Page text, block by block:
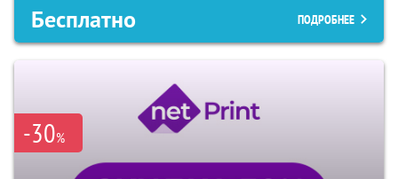
Бесплатно ПОДРОБНЕЕ
-30%